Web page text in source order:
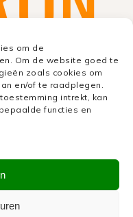
om de
Om de website goed te
zoals cookies om
en/of te raadplegen.
intrekt, kan
functies en
2027